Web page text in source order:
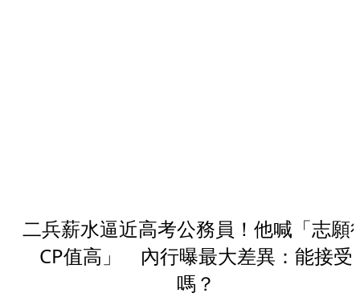
二兵薪水逼近高考公務員！他喊「志願
CP值高」 內行曝最大差異：能接受
嗎？